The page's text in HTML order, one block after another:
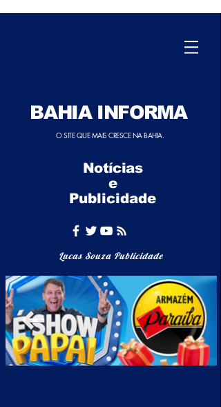
BAHIA INFORMA
O SITE QUE MAIS CRESCE NA BAHIA.
Notícias
e
Publicidade
Lucas Souza Publicidade